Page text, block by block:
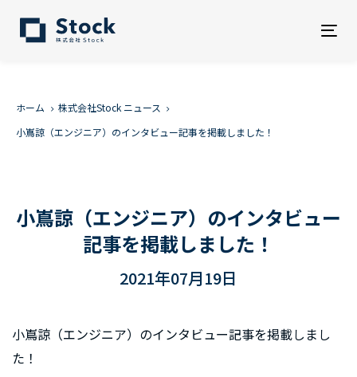
ホーム
株式会社Stock ニュース
小嶌諒（エンジニア）のインタビュー記事を掲載しました！
小嶌諒（エンジニア）のインタビュー
記事を掲載しました！
2021年07月19日
小嶌諒（エンジニア）のインタビュー記事を掲載しまし
た！